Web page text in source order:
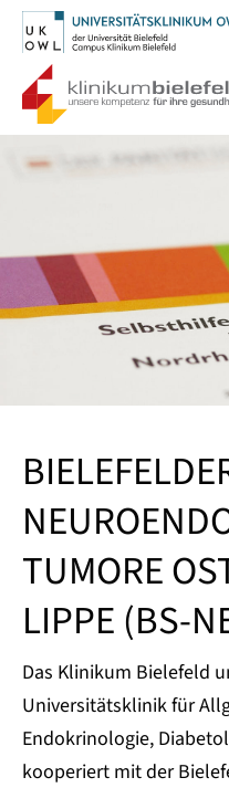
TUMORE
LIPPE (BS-
Das Klinikum Bielefeld
Universitätsklinik für
Endokrinologie,
kooperiert mit der